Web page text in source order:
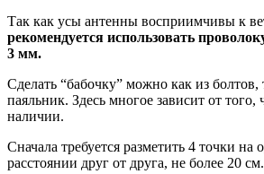
Так как усы антенны восприимчивы к
рекомендуется использовать
3 мм.
Сделать “бабочку” можно как из болтов,
паяльник. Здесь многое зависит от того,
наличии.
Сначала требуется разметить 4 точки
расстоянии друг от друга, не более 20 см.